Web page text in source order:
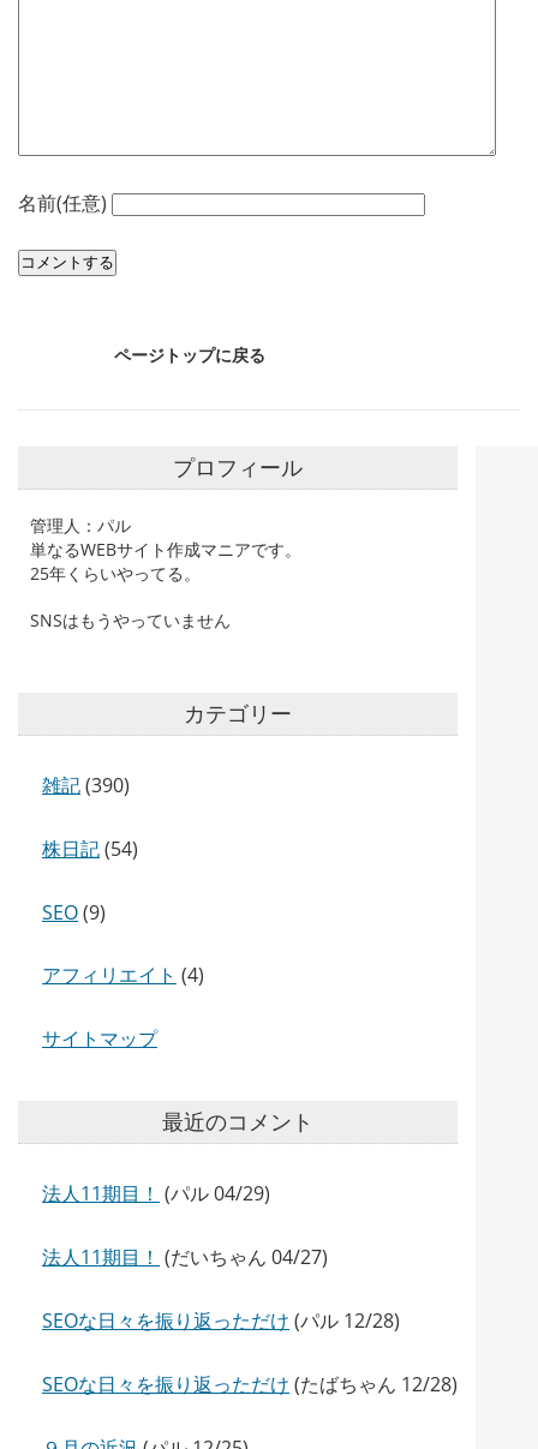
名前(任意)
ページトップに戻る
プロフィール
管理人：パル
単なるWEBサイト作成マニアです。
25年くらいやってる。
SNSはもうやっていません
カテゴリー
雑記(390)
株日記(54)
SEO(9)
アフィリエイト (4)
サイトマップ
最近のコメント
法人11期目！ (パル 04/29)
法人11期目！ (だいちゃん 04/27)
SEOな日々を振り返っただけ (パル 12/28)
SEOな日々を振り返っただけ (たばちゃん 12/28)